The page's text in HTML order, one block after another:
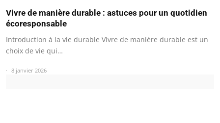
Vivre de manière durable : astuces pour un quotidien
écoresponsable
Introduction à la vie durable Vivre de manière durable est un
choix de vie qui…
8 janvier 2026